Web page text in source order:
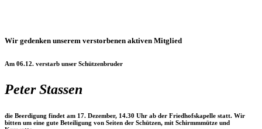
Wir gedenken unserem verstorbenen aktiven Mitglied
Am 06.12. verstarb unser Schützenbruder
Peter Stassen
die Beerdigung findet am 17. Dezember, 14.30 Uhr ab der Friedhofskapelle statt. Wir
bitten um eine gute Beteiligung von Seiten der Schützen, mit Schirmmmütze und